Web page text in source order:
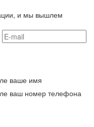
и мы вышлем
ваше имя
ваш номер телефона